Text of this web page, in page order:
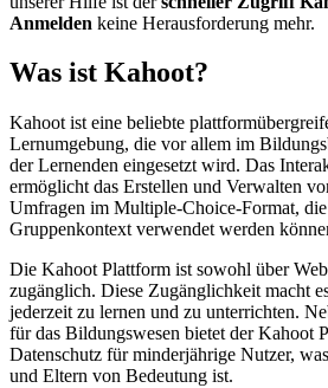
Anmelden keine Herausforderung mehr.
Was ist Kahoot?
Kahoot ist eine beliebte
Lernumgebung, die vor allem im
der Lernenden eingesetzt wird. Das
ermöglicht das Erstellen und Verwalten
Umfragen im Multiple-Choice-Format,
Gruppenkontext verwendet werden
Die Kahoot Plattform ist sowohl über
zugänglich. Diese Zugänglichkeit macht
jederzeit zu lernen und zu unterrichten.
für das Bildungswesen bietet der Kahoot
Datenschutz für minderjährige Nutzer,
und Eltern von Bedeutung ist.